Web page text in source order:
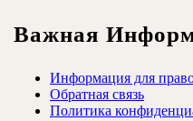
Важная
Информация для
Обратная связь
Политика